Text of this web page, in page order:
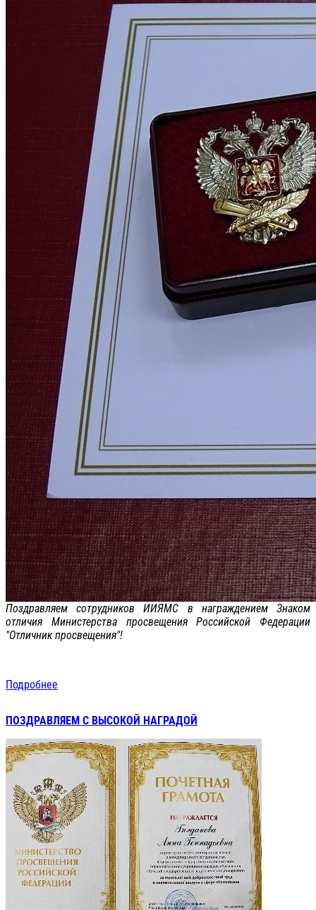
Поздравляем сотрудников ИИЯМС в награждением Знаком
отличия Министерства просвещения Российской Федерации
"Отличник просвещения"!
Подробнее
ПОЗДРАВЛЯЕМ С ВЫСОКОЙ НАГРАДОЙ